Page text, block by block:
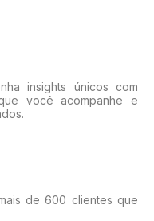
insights únicos com
você acompanhe e
de 600 clientes que